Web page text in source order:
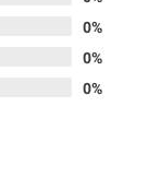
0%
0%
0%